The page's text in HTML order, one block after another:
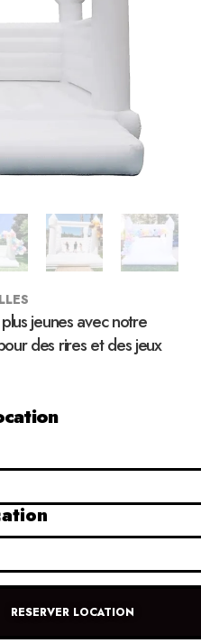
jeunes avec notre
des rires et des jeux
RESERVER LOCATION